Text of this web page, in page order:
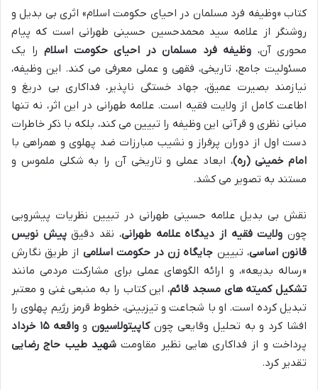
کتاب «وظیفه فرد مسلمان در احیای حکومت اسلام» اثری بی بدیل و
روشنگر از علامه سید محمدحسین حسینی طهرانی است که پیام
محوری آن، وظیفه فرد مسلمان در احیای حکومت اسلام را یک
مسئولیت جامع، تاریخی، فقهی و عملی معرفی می کند. این وظیفه،
نیازمند بصیرت عمیق، جهاد خستگی ناپذیر، فداکاری بی دریغ و
اطاعت کامل از ولایت فقیه است. علامه طهرانی در این اثر، نه تنها
مبانی نظری و قرآنی این وظیفه را تبیین می کند، بلکه با ذکر خاطرات
دست اول از دوران پرفراز و نشیب مبارزات ضد پهلوی و همراهی با
امام خمینی (ره)، ابعاد عملی و تاریخی آن را به شکلی ملموس و
مستند به تصویر می کشد.
نقش بی بدیل علامه حسینی طهرانی در تبیین نظریات پیشرویی
چون ولایت فقیه از دیدگاه علامه طهرانی، نقد دقیقپیش نویس
قانون اساسی، تبیین جایگاه زن در حکومت اسلامی از طریق نگارش
«رساله بدیعه»، و ارائه الگوهای عملی برای مشارکت مردمی مانند
تشکیل کمیته های مسجد قائم، این کتاب را به منبعی غنی و معتبر
تبدیل کرده است. او با شجاعت و تیزبینی، خطوط قرمز رژیم پهلوی را
افشا کرد و به تحلیل وقایعی چونکاپیتولاسیونوواقعه ۱۵ خرداد
پرداخت و از فداکاری هایی نظیر مقاومتشهید طیب حاج رضایی
تقدیر کرد.